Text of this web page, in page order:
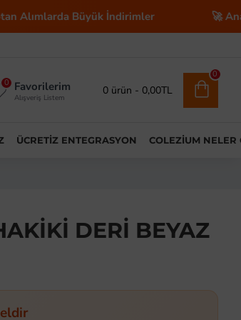
Büyük İndirimler 🚀 Anahtar
Favorilerim
Alışveriş Listem
0
0 ürün - 0,00TL
0
ÜCRETIZ ENTEGRASYON COLEZIUM NELER
DERİ BEYAZ